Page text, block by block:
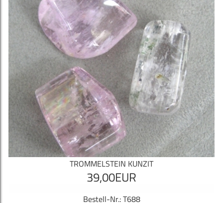
TROMMELSTEIN KUNZIT
39,00EUR
Bestell-Nr.: T688